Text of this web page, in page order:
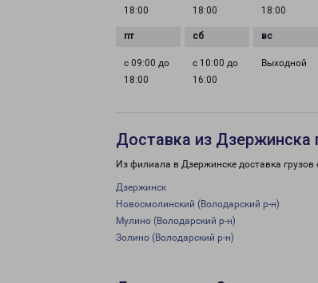
18:00
18:00
18:00
с 09:00 до
18:00
с 10:00 до
16:00
Выходной
Доставка из Дзержинска
Из филиала в Дзержинске доставка
Дзержинск
Новосмолинский (Володарский р-н)
Мулино (Володарский р-н)
Золино (Володарский р-н)